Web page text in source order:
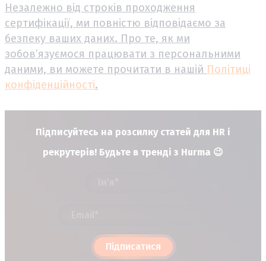
Незалежно від строків проходження
сертифікації, ми повністю відповідаємо за
безпеку ваших даних. Про те, як ми
зобов’язуємося працювати з персональними
даними, ви можете прочитати в нашій Політиці
конфіденційності.
Підписуйтесь на розсилку статей для HR і
рекрутерів! Будьте в тренді з Hurma 😉
Підписатися